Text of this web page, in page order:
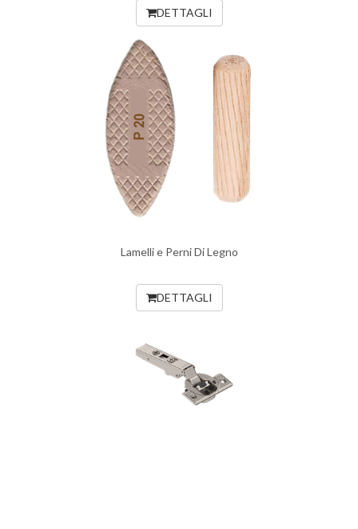
DETTAGLI
Lamelli e Perni Di Legno
DETTAGLI